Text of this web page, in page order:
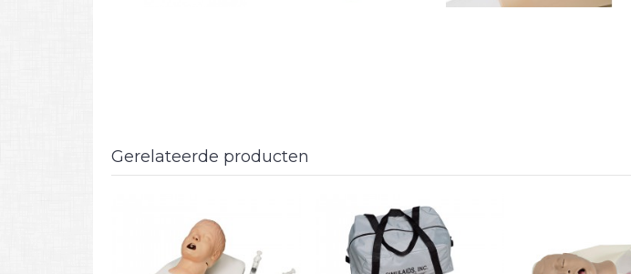
Gerelateerde producten